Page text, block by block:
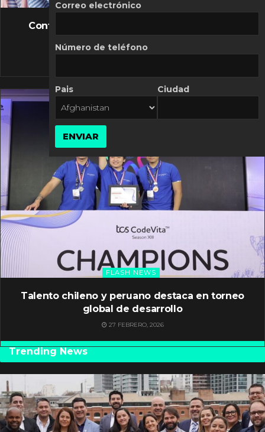
FLASH NEWS
Controversia de Mercado Libre por costos
10 MARZO, 2026
FLASH NEWS
Talento chileno y peruano destaca en torneo
global de desarrollo
27 FEBRERO, 2026
Trending News
Correo electrónico
Número de teléfono
Pais Ciudad
ENVIAR